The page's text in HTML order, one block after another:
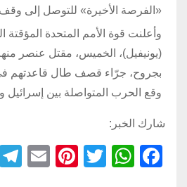
«الفرصة الأخيرة» للتوصل إلى
وأعلنت قوة الأمم المتحدة المؤقتة
(يونيفيل)، الخميس، مقتل عنصر
بجروح، جرّاء قصف طال قاعدتهم
وقع الحرب المتواصلة بين إسرائيل
شارك الخبر:
F
W
T
Pi
E